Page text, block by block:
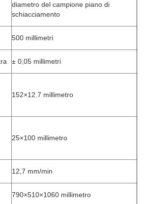
diametro del campione piano di
schiacciamento
500 millimetri
± 0,05 millimetri
152×12.7 millimetro
25×100 millimetro
12,7 mm/min
790×510×1060 millimetro